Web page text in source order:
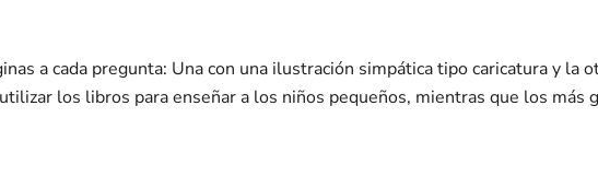
a cada pregunta: Una con una ilustración simpática tipo caricatura y la
los libros para enseñar a los niños pequeños, mientras que los más